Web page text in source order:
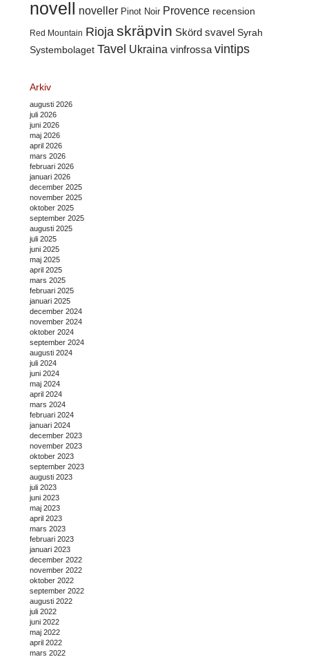
novell noveller Pinot Noir Provence recension
Red Mountain Rioja skräpvin Skörd svavel Syrah
Systembolaget Tavel Ukraina vinfrossa vintips
Arkiv
augusti 2026
juli 2026
juni 2026
maj 2026
april 2026
mars 2026
februari 2026
januari 2026
december 2025
november 2025
oktober 2025
september 2025
augusti 2025
juli 2025
juni 2025
maj 2025
april 2025
mars 2025
februari 2025
januari 2025
december 2024
november 2024
oktober 2024
september 2024
augusti 2024
juli 2024
juni 2024
maj 2024
april 2024
mars 2024
februari 2024
januari 2024
december 2023
november 2023
oktober 2023
september 2023
augusti 2023
juli 2023
juni 2023
maj 2023
april 2023
mars 2023
februari 2023
januari 2023
december 2022
november 2022
oktober 2022
september 2022
augusti 2022
juli 2022
juni 2022
maj 2022
april 2022
mars 2022